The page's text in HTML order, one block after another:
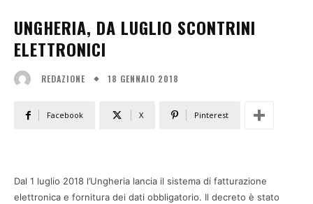
UNGHERIA, DA LUGLIO SCONTRINI
ELETTRONICI
REDAZIONE 18 GENNAIO 2018
Facebook X Pinterest
Dal 1 luglio 2018 l’Ungheria lancia il sistema di fatturazione
elettronica e fornitura dei dati obbligatorio. Il decreto è stato